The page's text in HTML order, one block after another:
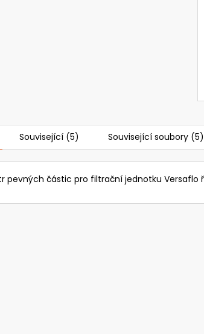
Související (5) Související soubory (5)
pevných částic pro filtrační jednotku Versaflo